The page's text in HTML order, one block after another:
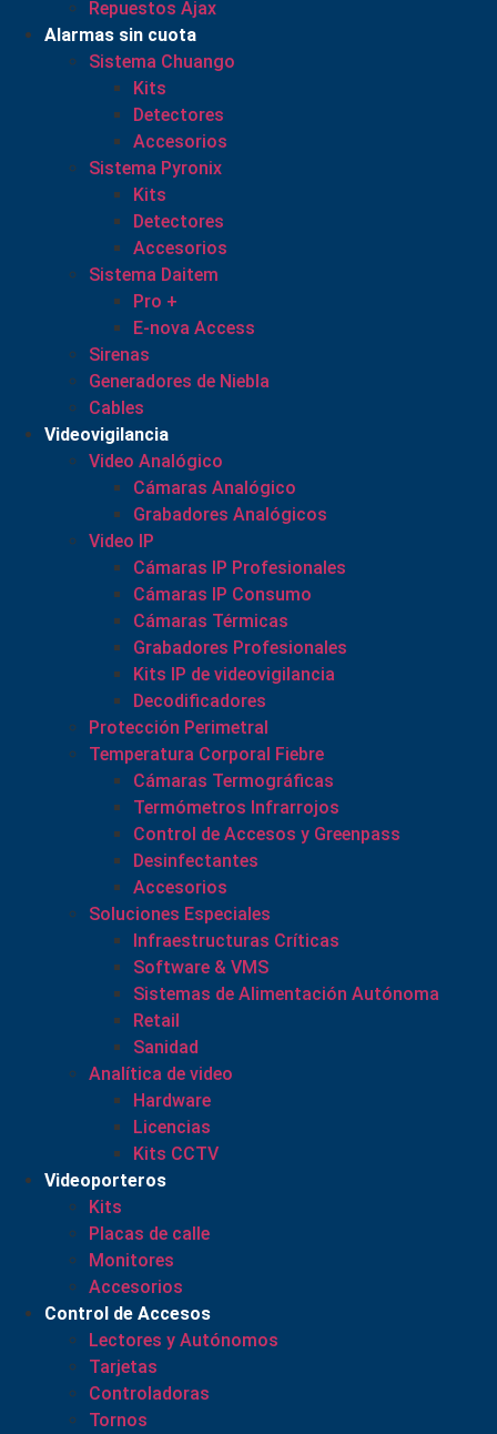
Repuestos Ajax
Alarmas sin cuota
Sistema Chuango
Kits
Detectores
Accesorios
Sistema Pyronix
Kits
Detectores
Accesorios
Sistema Daitem
Pro +
E-nova Access
Sirenas
Generadores de Niebla
Cables
Videovigilancia
Video Analógico
Cámaras Analógico
Grabadores Analógicos
Video IP
Cámaras IP Profesionales
Cámaras IP Consumo
Cámaras Térmicas
Grabadores Profesionales
Kits IP de videovigilancia
Decodificadores
Protección Perimetral
Temperatura Corporal Fiebre
Cámaras Termográficas
Termómetros Infrarrojos
Control de Accesos y Greenpass
Desinfectantes
Accesorios
Soluciones Especiales
Infraestructuras Críticas
Software & VMS
Sistemas de Alimentación Autónoma
Retail
Sanidad
Analítica de video
Hardware
Licencias
Kits CCTV
Videoporteros
Kits
Placas de calle
Monitores
Accesorios
Control de Accesos
Lectores y Autónomos
Tarjetas
Controladoras
Tornos